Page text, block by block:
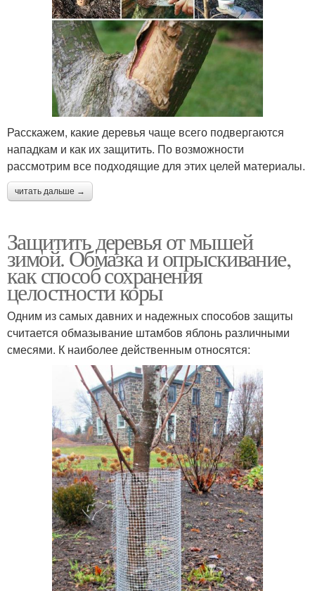
Расскажем, какие деревья чаще всего подвергаются
нападкам и как их защитить. По возможности
рассмотрим все подходящие для этих целей материалы.
читать дальше →
Защитить деревья от мышей
зимой. Обмазка и опрыскивание,
как способ сохранения
целостности коры
Одним из самых давних и надежных способов защиты
считается обмазывание штамбов яблонь различными
смесями. К наиболее действенным относятся: